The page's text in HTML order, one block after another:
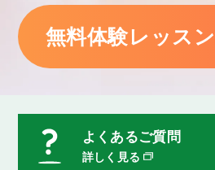
無料体験レッスン
よくあるご質問
詳しく見る